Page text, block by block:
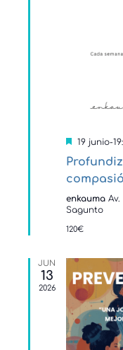
Destacado
19 junio-
enkauma
Sagunto
120€
JUN
13
2026